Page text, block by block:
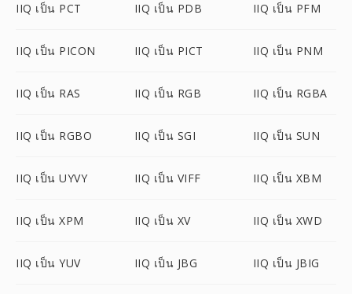
IIQ เป็น PCT IIQ เป็น PDB IIQ เป็น PFM
IIQ เป็น PICON IIQ เป็น PICT IIQ เป็น PNM
IIQ เป็น RAS IIQ เป็น RGB IIQ เป็น RGBA
IIQ เป็น RGBO IIQ เป็น SGI IIQ เป็น SUN
IIQ เป็น UYVY IIQ เป็น VIFF IIQ เป็น XBM
IIQ เป็น XPM IIQ เป็น XV IIQ เป็น XWD
IIQ เป็น YUV IIQ เป็น JBG IIQ เป็น JBIG